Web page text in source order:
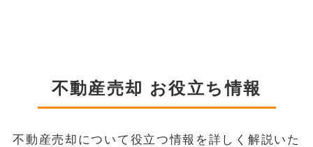
不動産売却 お役立ち情報
不動産売却について役立つ情報を詳しく解説いた